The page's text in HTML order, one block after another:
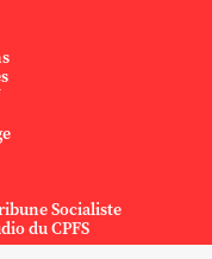
Socialiste
du CPFS